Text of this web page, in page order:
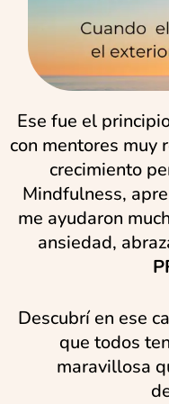
Ese fue el
con mentores muy
crecimiento
Mindfulness,
me ayudaron
ansiedad,
Descubrí en ese
que todos
maravillosa